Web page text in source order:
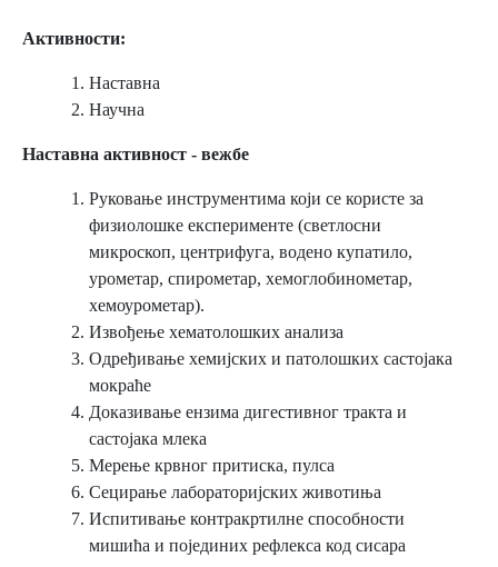
Активности:
Наставна
Научна
Нaстaвнa aктивност - вежбе
Руковање инструментима који се користе за
физиолошке експерименте (светлосни
микроскоп, центрифуга, водено купатило,
урометар, спирометар, хемоглобинометар,
хемоурометар).
Извођење хематолошких анализа
Одређивање хемијских и патолошких састојака
мокраће
Доказивање ензима дигестивног тракта и
састојака млека
Мерење крвног притиска, пулса
Сецирање лабораторијских животиња
Испитивање контракртилне способности
мишића и појединих рефлекса код сисара